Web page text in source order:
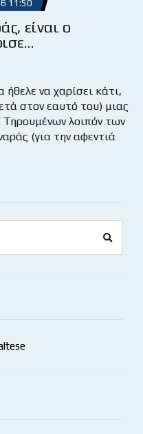
11:50
είναι ο
να χαρίσει κάτι,
στον εαυτό του) μιας
Τηρουμένων λοιπόν των
(για την αφεντιά